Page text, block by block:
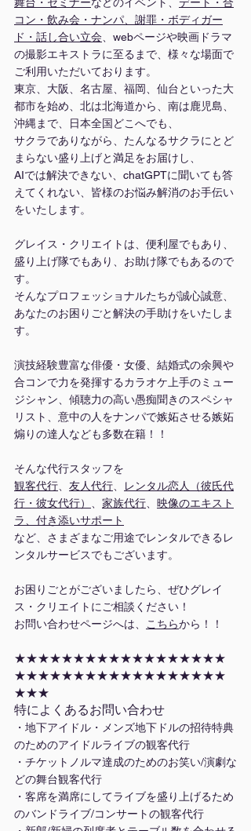
舞台 ・ セミナーなどのイベント、 デート・合
コン・飲み会・ナンパ、謝罪・ボディガー
ド・話し合い立会、webページや映画ドラマ
の撮影エキストラに至るまで、様々な場面で
ご利用いただいております。
東京、大阪、名古屋、福岡、仙台といった大
都市を始め、北は北海道から、南は鹿児島、
沖縄まで、日本全国どこへでも、
サクラでありながら、たんなるサクラにとど
まらない盛り上げと満足をお届けし、
AIでは解決できない、chatGPTに聞いても答
えてくれない、皆様のお悩み解消のお手伝い
をいたします。
グレイス・クリエイトは、便利屋でもあり、
盛り上げ隊でもあり、お助け隊でもあるので
す。
そんなプロフェッショナルたちが誠心誠意、
あなたのお困りごと解決の手助けをいたしま
す。
演技経験豊富な俳優・女優、結婚式の余興や
合コンで力を発揮するカラオケ上手のミュー
ジシャン、傾聴力の高い愚痴聞きのスペシャ
リスト、意中の人をナンパで嫉妬させる嫉妬
煽りの達人なども多数在籍！！
そんな代行スタッフを
観客代行、 友人代行、
レンタル恋人（彼氏代
行・彼女代行） 、 家族代行、 映像のエキスト
ラ、付き添いサポート
など、さまざまなご用途でレンタルできるレ
ンタルサービスでもございます。
お困りごとがございましたら、ぜひグレイ
ス・クリエイトにご相談ください！
お問い合わせページへは、 こちらから！！
★★★★★★★★★★★★★★★★★★
★★★★★★★★★★★★★★★★★★
★★★
特によくあるお問い合わせ
・地下アイドル・メンズ地下ドルの招待特典
のためのアイドルライブの観客代行
・チケットノルマ達成のためのお笑い/演劇な
どの舞台観客代行
・客席を満席にしてライブを盛り上げるため
のバンドライブ/コンサートの観客代行